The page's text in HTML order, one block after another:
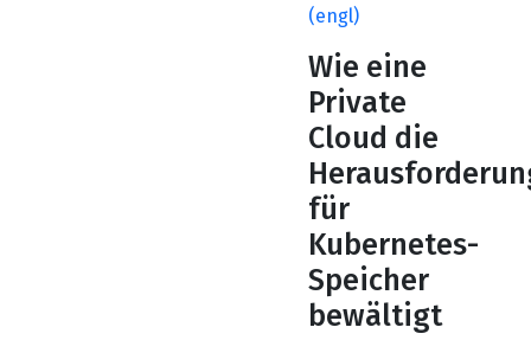
(engl)
Wie eine
Private
Cloud die
für
Kubernetes-
Speicher
bewältigt